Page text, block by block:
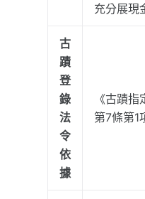
充分展現
古
蹟
登
錄
法
令
依
據
《古蹟
第7條第1